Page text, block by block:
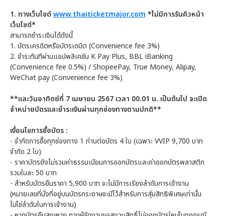
1. ทางเว็บไซต์www.thaiticketmajor.com *ไม่มีการรันคิวหน้า
เว็บไซต์*
สามารถชำระเงินได้ดังนี้
1. บัตรเครดิตหรือบัตรเดบิต (Convenience fee 3%)
2. ชำระทันทีผ่านแอปพลิเคชัน K Pay Plus, BBL iBanking
(Convenience fee 0.5%) / ShopeePay, True Money, Alipay,
WeChat pay (Convenience fee 3%)
**และวันอาทิตย์ที่ 7 เมษายน 2567 เวลา 00.01 น. เป็นต้นไป จะเปิด
จำหน่ายบัตรและชำระเงินผ่านทุกช่องทางตามปกติ**
เงื่อนไขการซื้อบัตร :
- จำกัดการซื้อทุกช่องทาง 1 ท่านต่อบัตร 4 ใบ (เฉพาะ VVIP 9,700 บาท
จำกัด 2 ใบ)
- ราคาบัตรยังไม่รวมค่าธรรมเนียมการออกบัตรและค่าออกบัตรพลาสติก
รวมใบละ 50 บาท
- สำหรับบัตรยืนราคา 5,900 บาท จะไม่มีการเรียงลำดับการเข้างาน
(หมายเลขที่นั่งที่อยู่บนบัตรกระดาษจะมีไว้สำหรับการสุ่มสิทธิพิเศษเท่านั้น
ไม่ใช่ลำดับในการเข้างาน)